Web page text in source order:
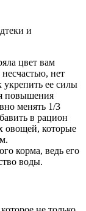
и
цвет вам
нет
укрепить ее силы
повышения
менять 1/3
в рацион
овощей, которые
корма, ведь его
воды.